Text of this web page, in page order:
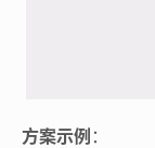
方案示例 ：